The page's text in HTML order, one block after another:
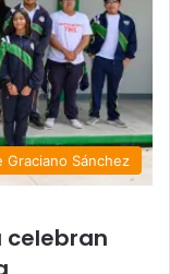
Graciano Sánchez
celebran